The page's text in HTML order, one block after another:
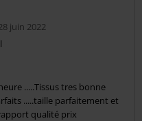
juin 2022
.....Tissus tres bonne
.....taille parfaitement et
qualité prix